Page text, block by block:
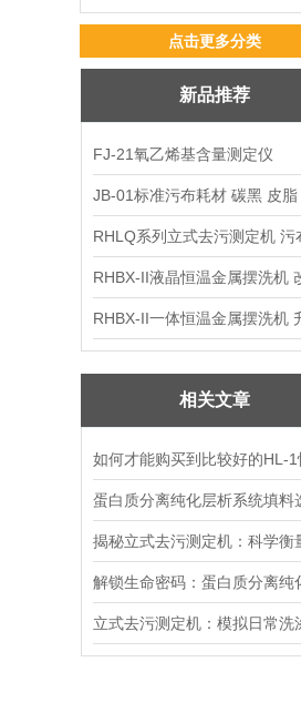
点击更多分类
新品推荐
FJ-21氧乙烯基含量测定仪
相关文章